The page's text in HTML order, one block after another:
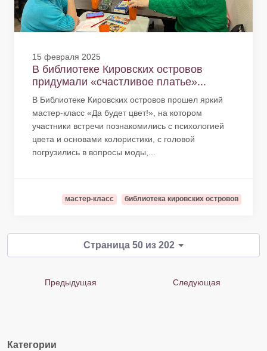
15 февраля 2025
В библиотеке Кировских островов
придумали «счастливое платье»...
В Библиотеке Кировских островов прошел яркий
мастер-класс «Да будет цвет!», на котором
участники встречи познакомились с психологией
цвета и основами колористики, с головой
погрузились в вопросы моды,...
мастер-класс библиотека кировских островов
Страница 50 из 202
Предыдущая Следующая
Категории